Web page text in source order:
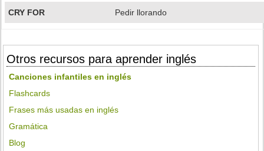
CRY FOR Pedir llorando
Otros recursos para aprender inglés
Canciones infantiles en inglés
Flashcards
Frases más usadas en inglés
Gramática
Blog